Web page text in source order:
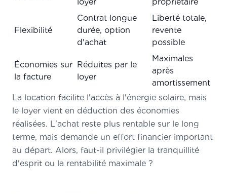
Flexibilité
Contrat longue
durée, option
d'achat
Liberté totale,
revente
possible
Économies sur
la facture
Réduites par le
loyer
Maximales
après
amortissement
La location facilite l'accès à l'énergie solaire, mais
le loyer vient en déduction des économies
réalisées. L'achat reste plus rentable sur le long
terme, mais demande un effort financier important
au départ. Alors, faut-il privilégier la tranquillité
d'esprit ou la rentabilité maximale ?